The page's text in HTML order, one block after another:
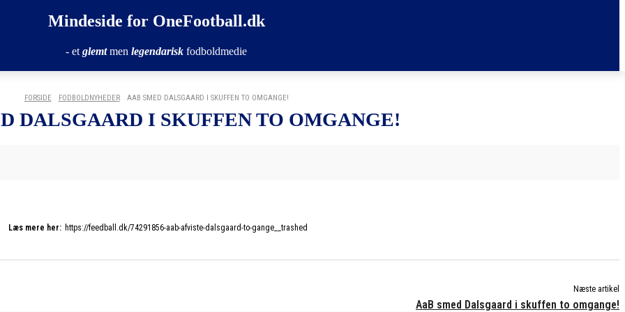
Mindeside for OneFootball.dk
- et glemtmen legendarisk fodboldmedie
FORSIDE FODBOLDNYHEDER AAB SMED DALSGAARD I SKUFFEN TO OMGANGE!
DALSGAARD I SKUFFEN TO OMGANGE!
Læs mere her: https://feedball.dk/74291856-aab-afviste-dalsgaard-to-gange__trashed
Næste artikel
AaB smed Dalsgaard i skuffen to omgange!